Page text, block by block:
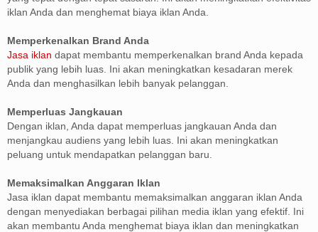
iklan Anda dan menghemat biaya iklan Anda.
Memperkenalkan Brand Anda
Jasa iklan dapat membantu memperkenalkan brand Anda kepada
publik yang lebih luas. Ini akan meningkatkan kesadaran merek
Anda dan menghasilkan lebih banyak pelanggan.
Memperluas Jangkauan
Dengan iklan, Anda dapat memperluas jangkauan Anda dan
menjangkau audiens yang lebih luas. Ini akan meningkatkan
peluang untuk mendapatkan pelanggan baru.
Memaksimalkan Anggaran Iklan
Jasa iklan dapat membantu memaksimalkan anggaran iklan Anda
dengan menyediakan berbagai pilihan media iklan yang efektif. Ini
akan membantu Anda menghemat biaya iklan dan meningkatkan